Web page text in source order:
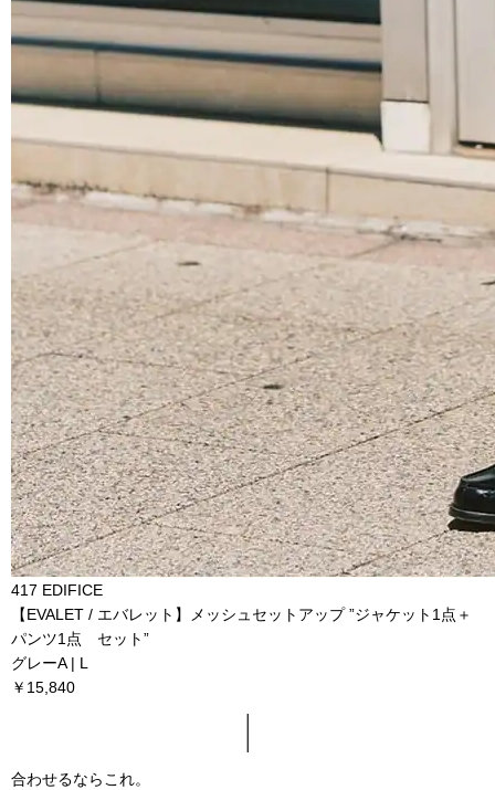
417 EDIFICE
【EVALET / エバレット】メッシュセットアップ ”ジャケット1点＋
パンツ1点 セット”
グレーA | L
￥15,840
合わせるならこれ。